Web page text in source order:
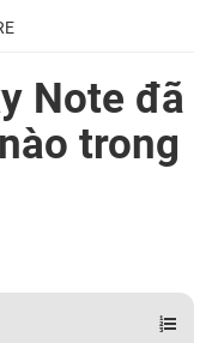
Note đã
trong